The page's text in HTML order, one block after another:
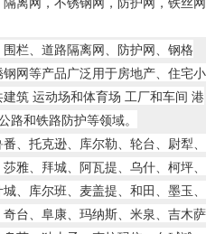
栏、道路隔离网、防护网、钢格
网等产品广泛用于房地产、住宅小
筑 运动场和体育场 工厂和车间 港
路和铁路防护等领域。
、托克逊、库尔勒、轮台、尉犁、
雅、拜城、阿瓦提、乌什、柯坪、
、库尔班、麦盖提、和田、墨玉、
台、阜康、玛纳斯、米泉、吉木萨